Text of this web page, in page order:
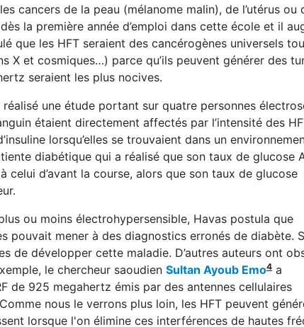
cancers de la peau (mélanome malin), de l’utérus ou
la première année d’emploi dans cette école et il
que les HFT seraient des cancérogènes universels
X et cosmiques…) parce qu’ils peuvent générer des
seraient les plus nocives.
réalisé une étude portant sur quatre personnes
étaient directement affectés par l’intensité des
lorsqu’elles se trouvaient dans un
diabétique qui a réalisé que son taux de glucose
d’avant la course, alors que son taux de glucose
ou moins électrohypersensible, Havas postula que
pouvait mener à des diagnostics erronés de diabète.
de développer cette maladie. D’autres auteurs ont
le chercheur saoudien Sultan Ayoub Emo4 a
de 925 megahertz émis par des antennes cellulaires
nous le verrons plus loin, les HFT peuvent
lorsque l'on élimine ces interférences de hautes